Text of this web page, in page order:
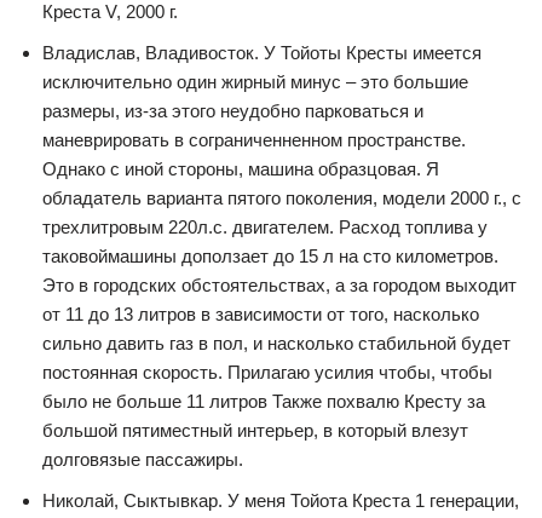
Креста V, 2000 г.
Владислав, Владивосток. У Тойоты Кресты имеется
исключительно один жирный минус – это большие
размеры, из-за этого неудобно парковаться и
маневрировать в сограниченненном пространстве.
Однако с иной стороны, машина образцовая. Я
обладатель варианта пятого поколения, модели 2000 г., с
трехлитровым 220л.с. двигателем. Расход топлива у
таковоймашины доползает до 15 л на сто километров.
Это в городских обстоятельствах, а за городом выходит
от 11 до 13 литров в зависимости от того, насколько
сильно давить газ в пол, и насколько стабильной будет
постоянная скорость. Прилагаю усилия чтобы, чтобы
было не больше 11 литров Также похвалю Кресту за
большой пятиместный интерьер, в который влезут
долговязые пассажиры.
Николай, Сыктывкар. У меня Тойота Креста 1 генерации,